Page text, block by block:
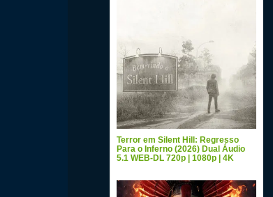
Terror em Silent Hill: Regresso
Para o Inferno (2026) Dual Áudio
5.1 WEB-DL 720p | 1080p | 4K